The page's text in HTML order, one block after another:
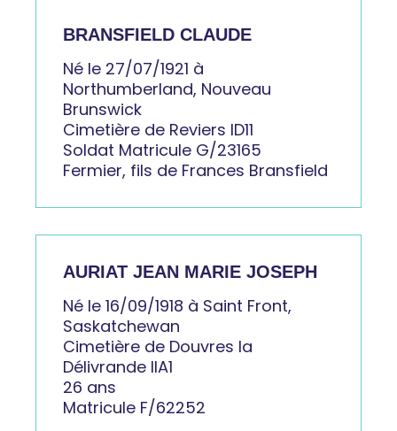
BRANSFIELD CLAUDE
Né le 27/07/1921 à
Northumberland, Nouveau
Brunswick
Cimetière de Reviers ID11
Soldat Matricule G/23165
Fermier, fils de Frances Bransfield
AURIAT JEAN MARIE JOSEPH
Né le 16/09/1918 à Saint Front,
Saskatchewan
Cimetière de Douvres la
Délivrande IIA1
26 ans
Matricule F/62252